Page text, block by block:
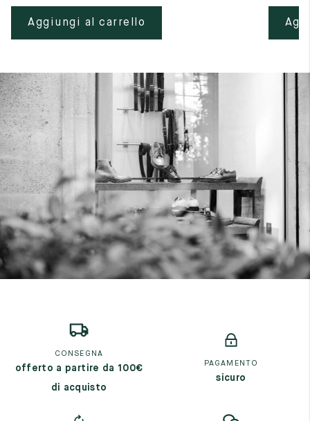
Aggiungi al carrello
CONSEGNA
offerto a partire da 100€
di acquisto
PAGAMENTO
sicuro